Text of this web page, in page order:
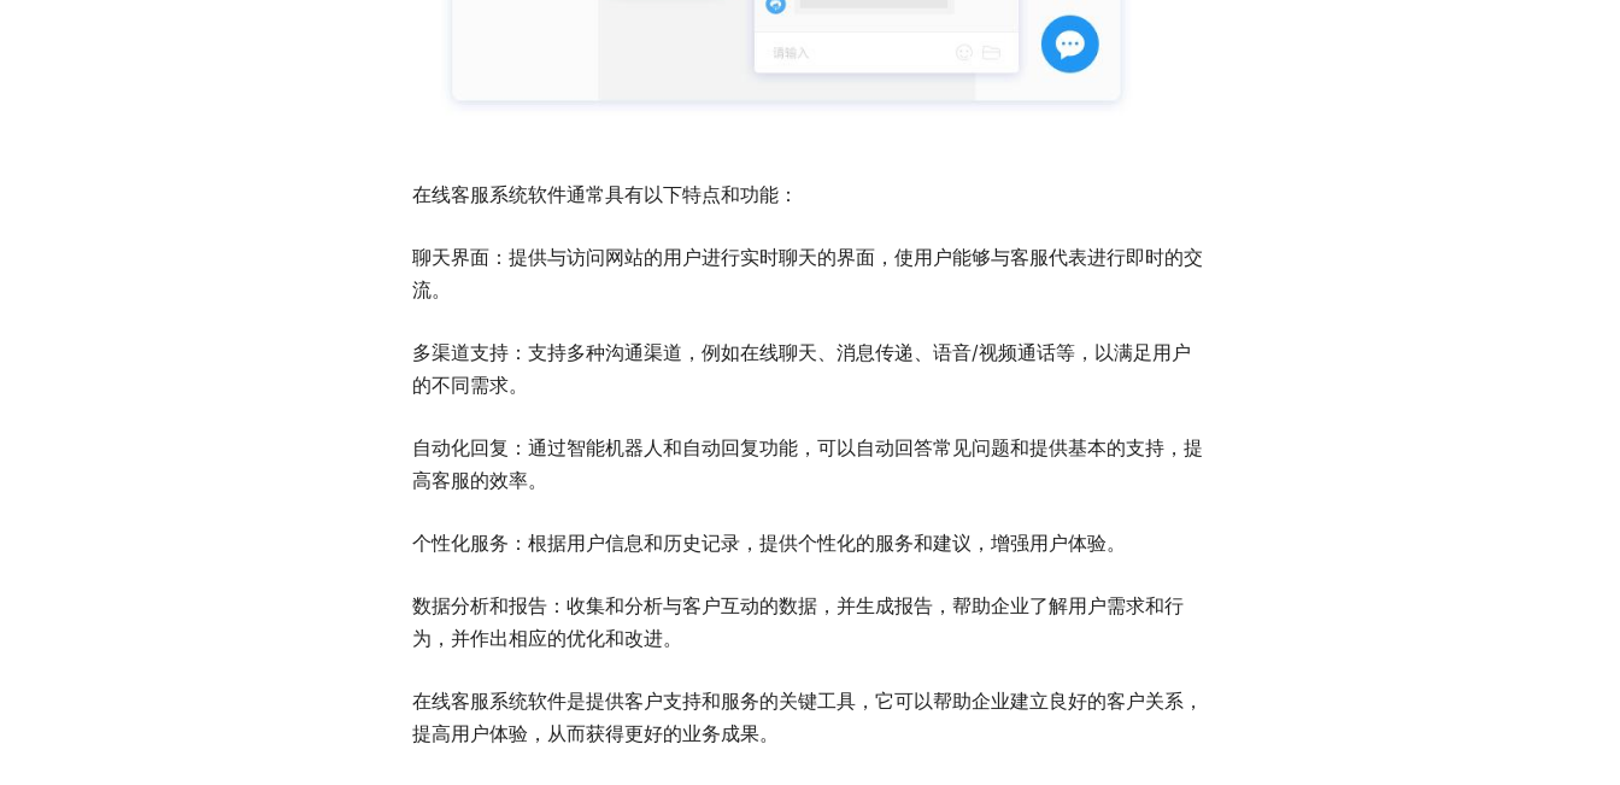
在线客服系统软件通常具有以下特点和功能：
聊天界面：提供与访问网站的用户进行实时聊天的界面，使用户能够与客服代表进行即时的交
流。
多渠道支持：支持多种沟通渠道，例如在线聊天、消息传递、语音/视频通话等，以满足用户
的不同需求。
自动化回复：通过智能机器人和自动回复功能，可以自动回答常见问题和提供基本的支持，提
高客服的效率。
个性化服务：根据用户信息和历史记录，提供个性化的服务和建议，增强用户体验。
数据分析和报告：收集和分析与客户互动的数据，并生成报告，帮助企业了解用户需求和行
为，并作出相应的优化和改进。
在线客服系统软件是提供客户支持和服务的关键工具，它可以帮助企业建立良好的客户关系，
提高用户体验，从而获得更好的业务成果。